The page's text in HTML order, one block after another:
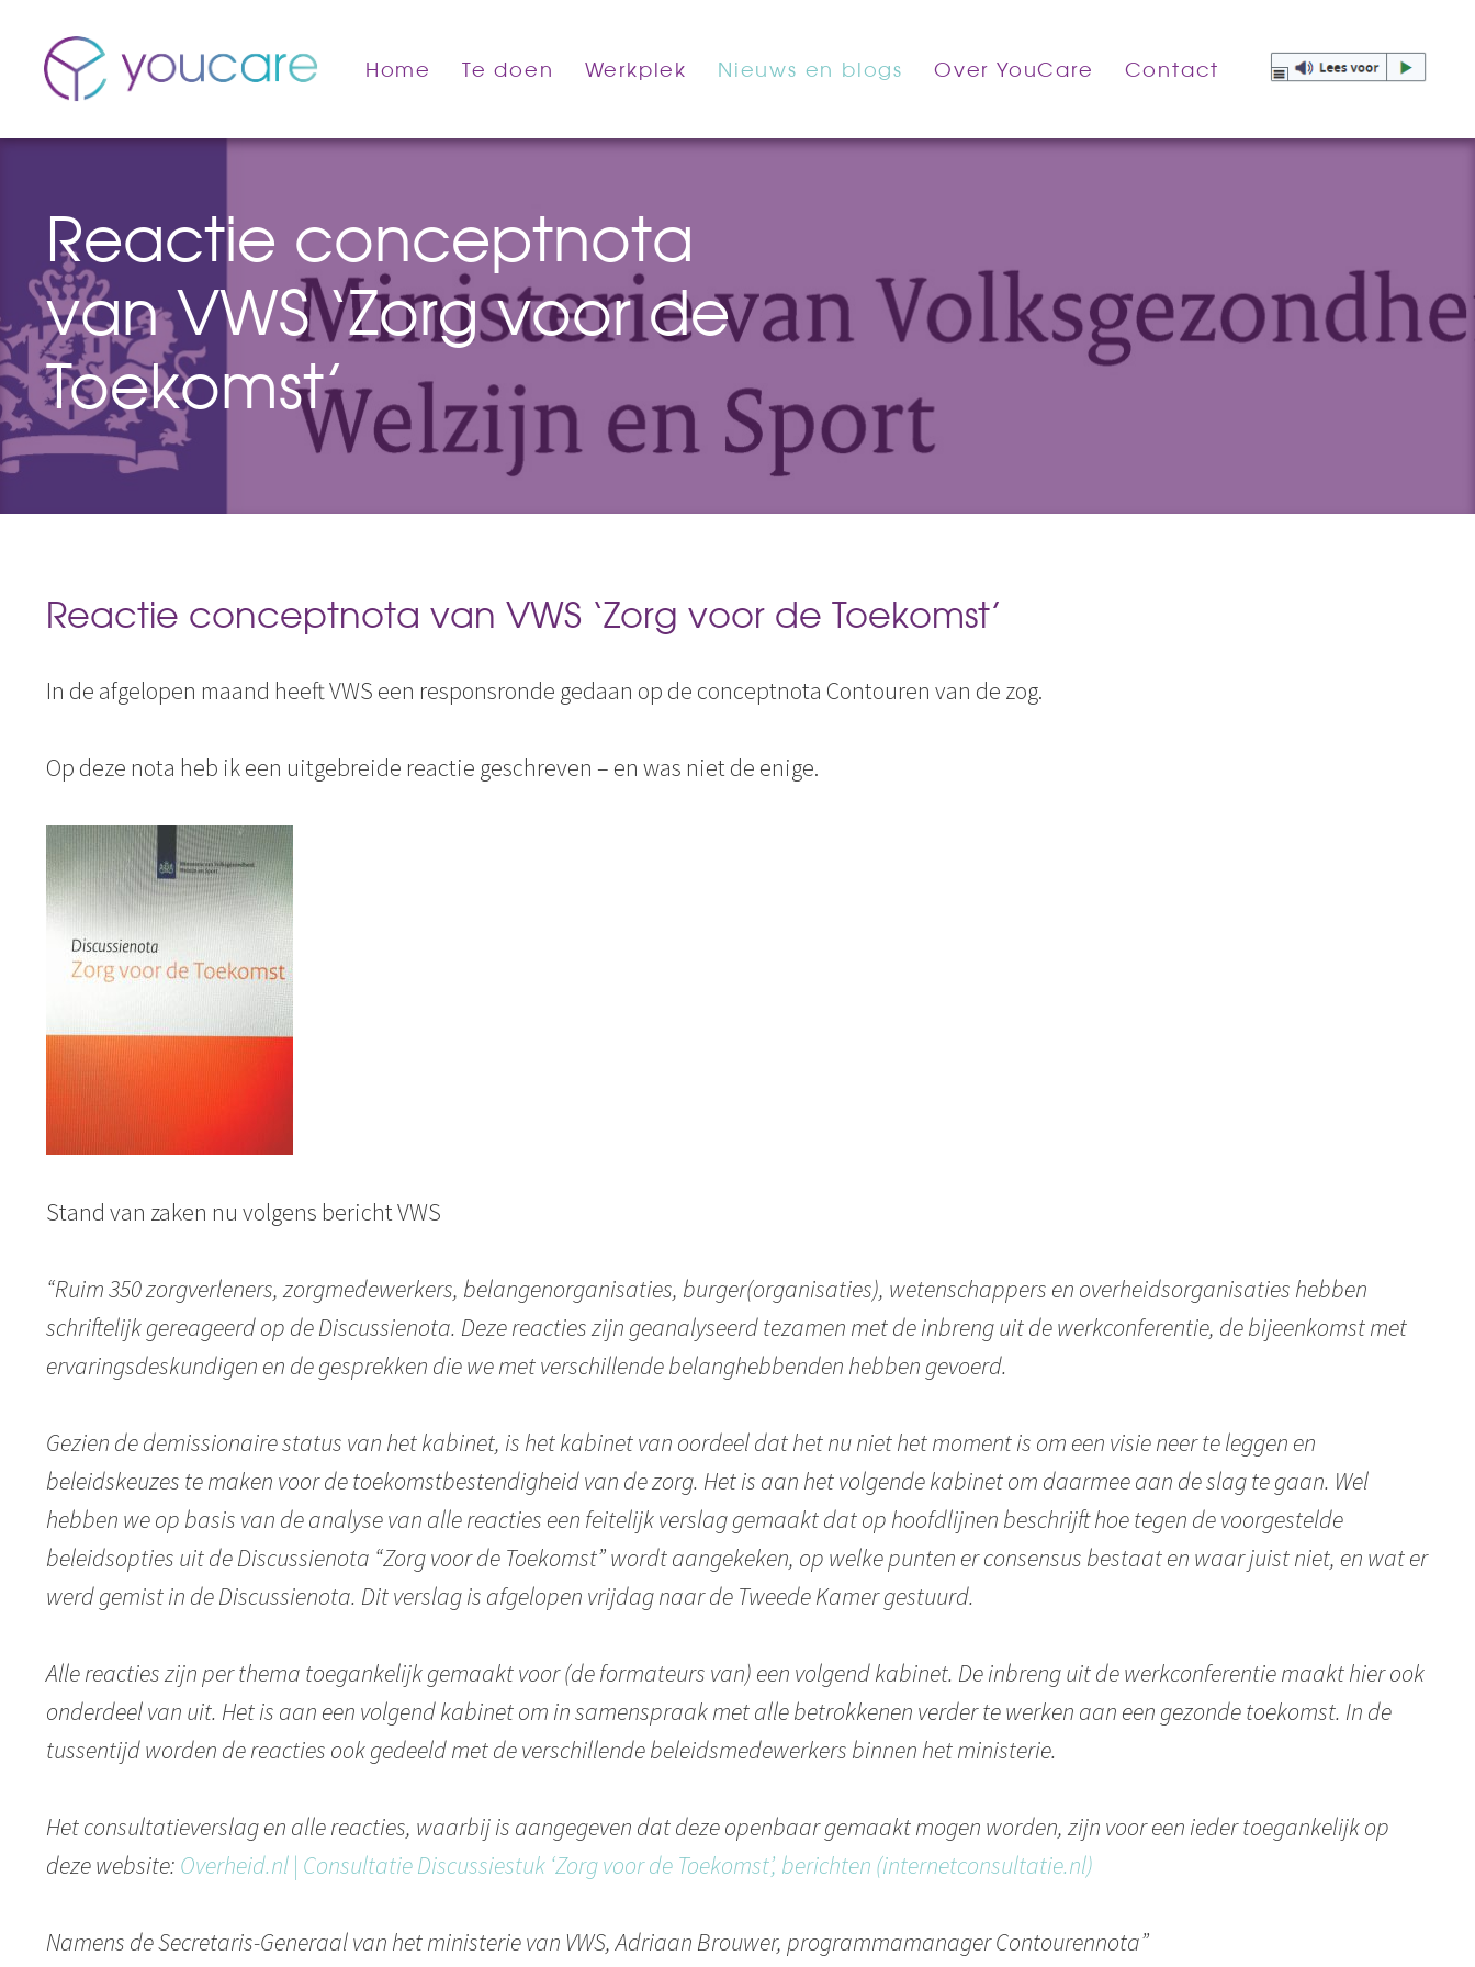
Home Te doen Werkplek Nieuws en blogs Over YouCare Contact
Reactie conceptnota
van VWS ‘Zorg voor de
Toekomst’
Reactie conceptnota van VWS ‘Zorg voor de Toekomst’
In de afgelopen maand heeft VWS een responsronde gedaan op de conceptnota Contouren van de zog.
Op deze nota heb ik een uitgebreide reactie geschreven – en was niet de enige.
Stand van zaken nu volgens bericht VWS
“Ruim 350 zorgverleners, zorgmedewerkers, belangenorganisaties, burger(organisaties), wetenschappers en overheidsorganisaties hebben
schriftelijk gereageerd op de Discussienota. Deze reacties zijn geanalyseerd tezamen met de inbreng uit de werkconferentie, de bijeenkomst met
ervaringsdeskundigen en de gesprekken die we met verschillende belanghebbenden hebben gevoerd.
Gezien de demissionaire status van het kabinet, is het kabinet van oordeel dat het nu niet het moment is om een visie neer te leggen en
beleidskeuzes te maken voor de toekomstbestendigheid van de zorg. Het is aan het volgende kabinet om daarmee aan de slag te gaan. Wel
hebben we op basis van de analyse van alle reacties een feitelijk verslag gemaakt dat op hoofdlijnen beschrijft hoe tegen de voorgestelde
beleidsopties uit de Discussienota “Zorg voor de Toekomst” wordt aangekeken, op welke punten er consensus bestaat en waar juist niet, en wat er
werd gemist in de Discussienota. Dit verslag is afgelopen vrijdag naar de Tweede Kamer gestuurd.
Alle reacties zijn per thema toegankelijk gemaakt voor (de formateurs van) een volgend kabinet. De inbreng uit de werkconferentie maakt hier ook
onderdeel van uit. Het is aan een volgend kabinet om in samenspraak met alle betrokkenen verder te werken aan een gezonde toekomst. In de
tussentijd worden de reacties ook gedeeld met de verschillende beleidsmedewerkers binnen het ministerie.
Het consultatieverslag en alle reacties, waarbij is aangegeven dat deze openbaar gemaakt mogen worden, zijn voor een ieder toegankelijk op
deze website: Overheid.nl | Consultatie Discussiestuk ‘Zorg voor de Toekomst’, berichten (internetconsultatie.nl)
Namens de Secretaris-Generaal van het ministerie van VWS, Adriaan Brouwer, programmamanager Contourennota”